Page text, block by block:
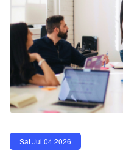
Sat Jul 04 2026